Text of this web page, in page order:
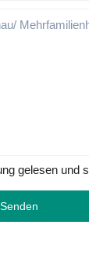
gelesen und